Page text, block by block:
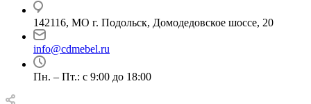
142116, МО г. Подольск, Домодедовское шоссе, 20
info@cdmebel.ru
Пн. – Пт.: с 9:00 до 18:00